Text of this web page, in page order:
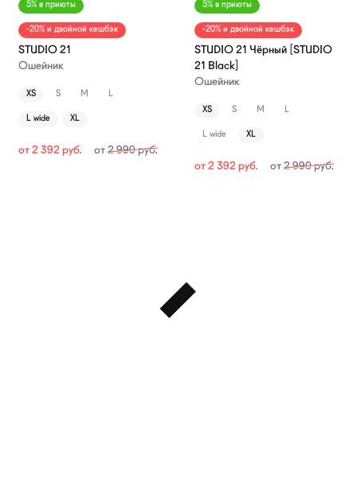
5% в приюты
-20% и двойной кешбэк
STUDIO 21
Ошейник
XS S M L
L wide XL
от 2 392 руб. от2 990руб.
5% в приюты
-20% и двойной кешбэк
STUDIO 21 Чёрный [STUDIO
21 Black]
Ошейник
XS S M L
L wide XL
от 2 392 руб. от2 990руб.